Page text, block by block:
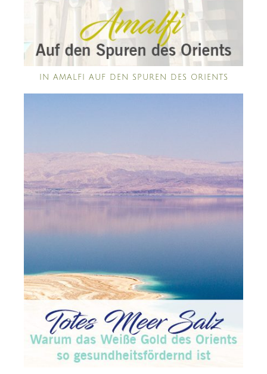
IN AMALFI AUF DEN SPUREN DES ORIENTS